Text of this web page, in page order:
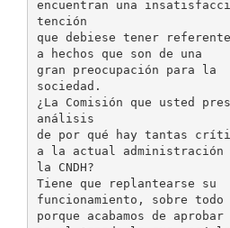
encuentran una
tención
que debiese tener referente
a hechos que son de una
gran preocupación para la
sociedad.
¿La Comisión que usted
análisis
de por qué hay tantas
a la actual administración
la CNDH?
Tiene que replantearse su
funcionamiento, sobre todo
porque acabamos de aprobar